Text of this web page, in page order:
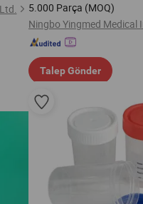
5.000 Parça (MOQ)
Talep Gönder